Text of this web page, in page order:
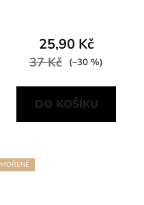
25,90 Kč
37 Kč (–30 %)
DO KOŠÍKU
MOŘENÉ